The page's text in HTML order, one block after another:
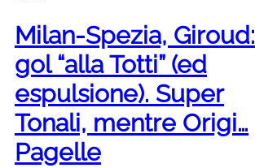
Milan-Spezia, Giroud:
gol “alla Totti” (ed
espulsione). Super
Tonali, mentre Origi…
Pagelle